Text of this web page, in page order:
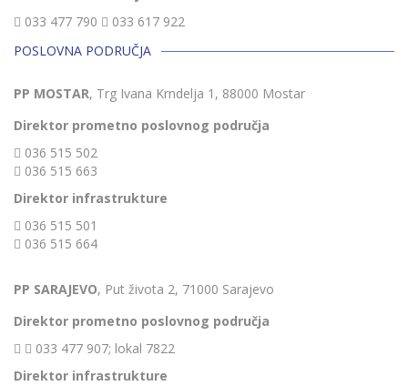
033 477 790
033 617 922
POSLOVNA PODRUČJA
PP MOSTAR, Trg Ivana Krndelja 1, 88000 Mostar
Direktor prometno poslovnog područja
036 515 502
036 515 663
Direktor infrastrukture
036 515 501
036 515 664
PP SARAJEVO, Put života 2, 71000 Sarajevo
Direktor prometno poslovnog područja
033 477 907; lokal 7822
Direktor infrastrukture